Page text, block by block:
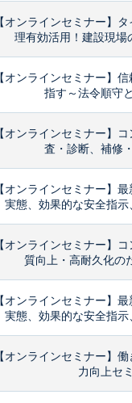
【オンラインセミナー】
理有効活用！建設現
【オンラインセミナー】
指す～法令順守
【オンラインセミナー】
査・診断、補修
【オンラインセミナー】
実態、効果的な安全指
【オンラインセミナー】
質向上・高耐久化の
【オンラインセミナー】
実態、効果的な安全指
【オンラインセミナー】
力向上セ